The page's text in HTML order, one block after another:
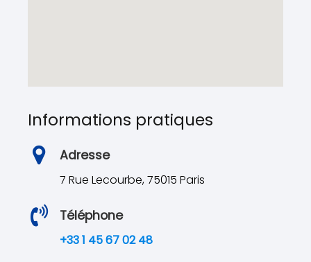
Informations pratiques
Adresse
7 Rue Lecourbe, 75015 Paris
Téléphone
+33 1 45 67 02 48